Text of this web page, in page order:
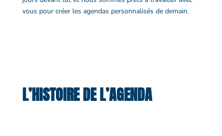
vous pour créer les agendas personnalisés de demain.
L’HISTOIRE DE L’AGENDA